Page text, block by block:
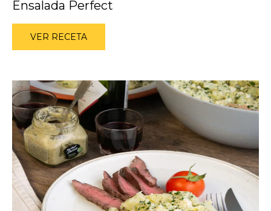
Ensalada Perfect
VER RECETA